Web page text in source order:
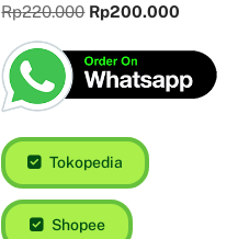
Rp220.000 Rp200.000
Tokopedia
Shopee